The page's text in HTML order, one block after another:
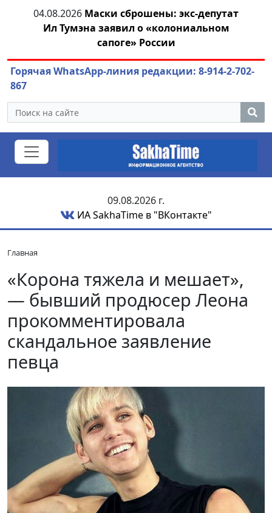
04.08.2026 Маски сброшены: экс-депутат
Ил Тумэна заявил о «колониальном
сапоге» России
Горячая WhatsApp-линия редакции: 8-914-2-702-
867
09.08.2026 г.
ИА SakhaTime в "ВКонтакте"
Главная
«Корона тяжела и мешает»,
— бывший продюсер Леона
прокомментировала
скандальное заявление
певца